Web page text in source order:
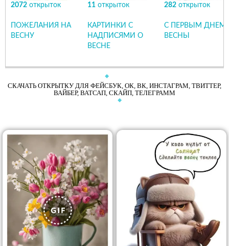
2072 открыток
ПОЖЕЛАНИЯ НА
ВЕСНУ
11 открыток
КАРТИНКИ С
НАДПИСЯМИ О
ВЕСНЕ
282 открыток
С ПЕРВЫМ ДНЕМ
ВЕСНЫ
СКАЧАТЬ ОТКРЫТКУ ДЛЯ ФЕЙСБУК, ОК, ВК, ИНСТАГРАМ, ТВИТТЕР,
ВАЙБЕР, ВАТСАП, СКАЙП, ТЕЛЕГРАММ